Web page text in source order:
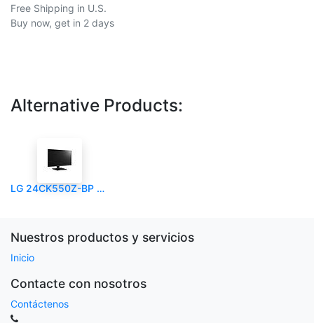
Free Shipping in U.S.
Buy now, get in 2 days
Alternative Products:
LG 24CK550Z-BP Zero Client LG HK
Nuestros productos y servicios
Inicio
Contacte con nosotros
Contáctenos